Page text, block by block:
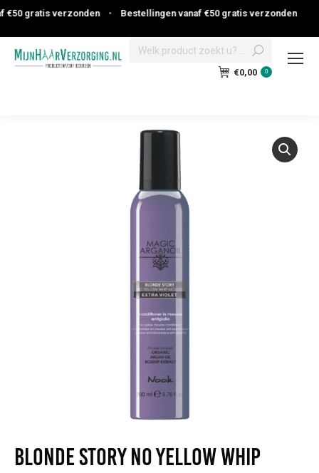
gratis verzonden • Bestellingen vanaf €50 gratis verzonden
Search:
€0,00 0
Blonde Story No Yellow Whip